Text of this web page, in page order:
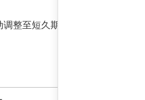
整至短久期资产，降低风险。历